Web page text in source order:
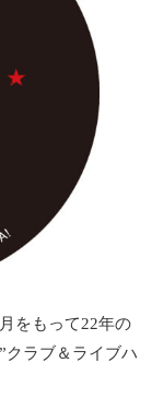
をもって22年の
クラブ＆ライブハ